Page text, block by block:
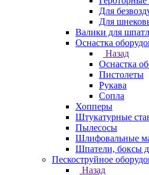
Для
Для
Валики для
Оснастка
Назад
Оснастка
Пистолеты
Рукава
Сопла
Хопперы
Штукатурные
Пылесосы
Шлифовальные
Шпатели, боксы
Пескоструйное
Назад